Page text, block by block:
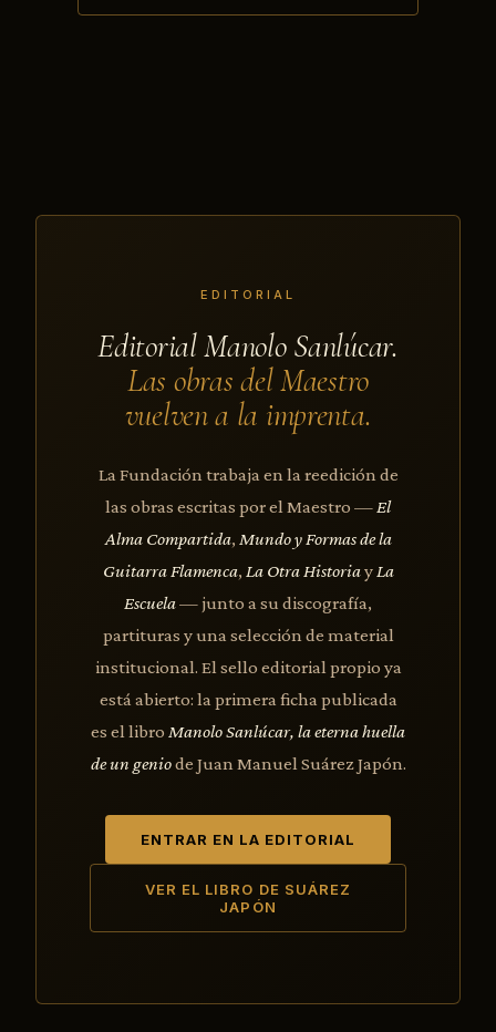
EDITORIAL
Editorial Manolo Sanlúcar.
Las obras del Maestro
vuelven a la imprenta.
La Fundación trabaja en la reedición de
las obras escritas por el Maestro —El
Alma Compartida, Mundo y Formas de la
Guitarra Flamenca, La Otra HistoriayLa
Escuela— junto a su discografía,
partituras y una selección de material
institucional. El sello editorial propio ya
está abierto: la primera ficha publicada
es el libro Manolo Sanlúcar, la eterna huella
de un geniode Juan Manuel Suárez Japón.
ENTRAR EN LA EDITORIAL
VER EL LIBRO DE SUÁREZ
JAPÓN